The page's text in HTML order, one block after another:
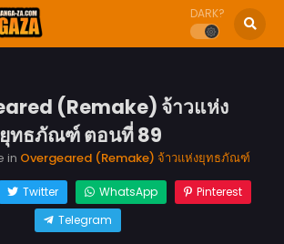
DARK?
(Remake) จ้าวแห่ง
ยุทธภัณฑ์ ตอนที่ 89
in Overgeared (Remake) จ้าวแห่งยุทธภัณฑ์
Twitter WhatsApp
Pinterest
Telegram